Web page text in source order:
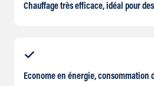
Chauffage très efficace, idéal pour
Econome en énergie, consommation